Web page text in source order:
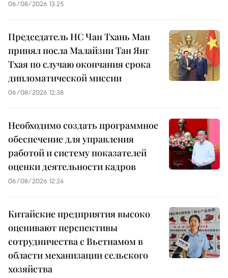
06/08/2026 13:25
Председатель НС Чан Тхань Ман
принял посла Малайзии Тан Янг
Тхая по случаю окончания срока
дипломатической миссии
06/08/2026 12:38
Необходимо создать программное
обеспечение для управления
работой и систему показателей
оценки деятельности кадров
06/08/2026 12:24
Китайские предприятия высоко
оценивают перспективы
сотрудничества с Вьетнамом в
области механизации сельского
хозяйства